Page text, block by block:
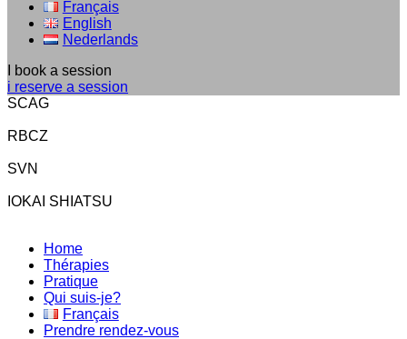
Français
English
Nederlands
I book a session
i reserve a session
SCAG
RBCZ
SVN
IOKAI SHIATSU
Home
Thérapies
Pratique
Qui suis-je?
Français
Prendre rendez-vous